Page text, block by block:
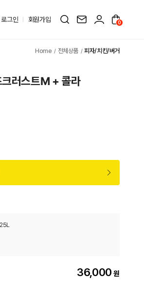
로그인 회원가입 0
전체상품 피자/치킨/버거
러스트M + 콜라
36,000 원